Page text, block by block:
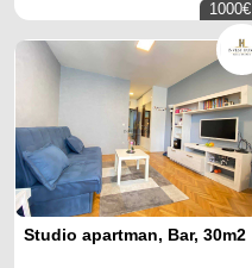
1000€
Studio apartman, Bar, 30m2